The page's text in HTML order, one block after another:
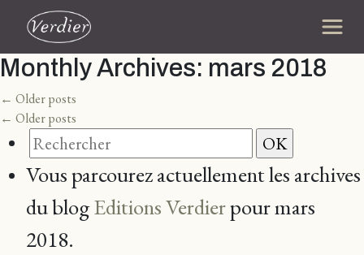
Monthly Archives: mars 2018
← Older posts
← Older posts
Vous parcourez actuellement les archives
du blogEditions Verdierpour mars
2018.